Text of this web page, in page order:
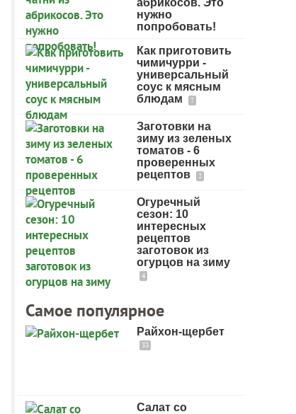
абрикосов. Это
нужно
попробовать!
Как приготовить
чимичурри -
универсальный
соус к мясным
блюдам
7
Заготовки на
зиму из зеленых
томатов - 6
проверенных
рецептов
2
Огуречный
сезон: 10
интересных
рецептов
заготовок из
огурцов на зиму
4
Самое популярное
Райхон-щербет
33
Салат со